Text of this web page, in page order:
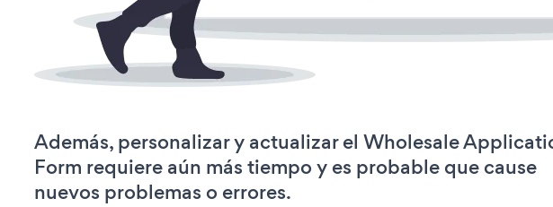
Además, personalizar y actualizar el Wholesale
Form requiere aún más tiempo y es probable que cause
nuevos problemas o errores.